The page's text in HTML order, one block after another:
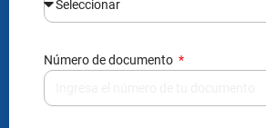
Número de documento